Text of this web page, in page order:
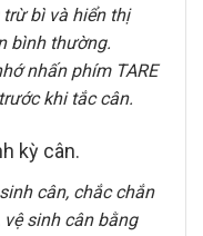
bì và hiển thị
bình thường.
nhấn phím TARE
khi tắc cân.
kỳ cân.
cân, chắc chắn
sinh cân bằng